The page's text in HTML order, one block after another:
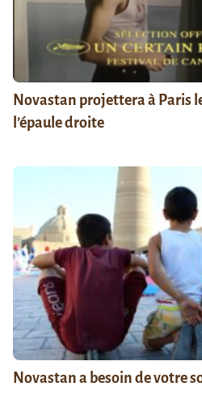
Novastan projettera à Paris
l’épaule droite
Novastan a besoin de votre